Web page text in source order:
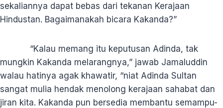
sekaliannya dapat bebas dari tekanan Kerajaan
Hindustan. Bagaimanakah bicara Kakanda?”
“Kalau memang itu keputusan Adinda, tak
mungkin Kakanda melarangnya,” jawab Jamaluddin
walau hatinya agak khawatir, “niat Adinda Sultan
sangat mulia hendak menolong kerajaan sahabat dan
jiran kita. Kakanda pun bersedia membantu semampu-